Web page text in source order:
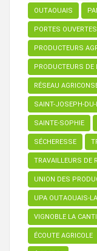
OUTAOUAIS
PORTES
PRODUCTEURS
PRODUCTEURS DE
RÉSEAU
SAINT-JOSEPH-DU-
SAINTE-SOPHIE
SÉCHERESSE
TRAVAILLEURS DE
UNION DES
UPA OUTAOUAIS-
VIGNOBLE LA
ÉCOUTE AGRICOLE